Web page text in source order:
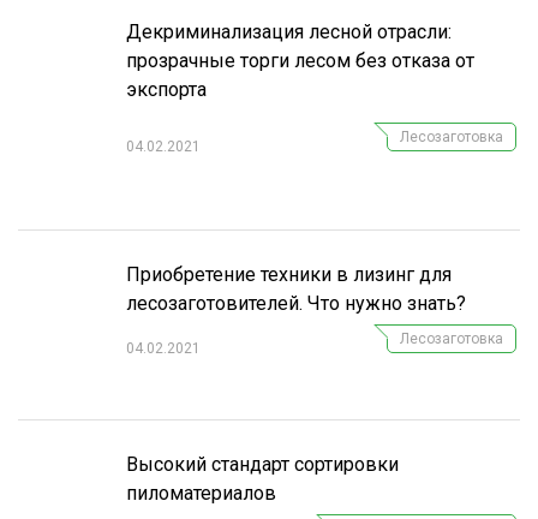
БЕЗОПАСНОЕ ПРОИЗВОДСТВО
СОРТИРОВКА ДРЕВЕСИНЫ
Декриминализация лесной отрасли:
прозрачные торги лесом без отказа от
экспорта
04.02.2021
Лесозаготовка
Приобретение техники в лизинг для
лесозаготовителей. Что нужно знать?
04.02.2021
Лесозаготовка
Высокий стандарт сортировки
пиломатериалов